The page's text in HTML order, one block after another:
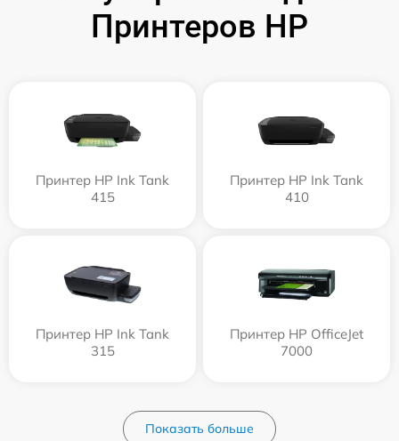
Принтеров HP
Принтер HP Ink Tank
415
Принтер HP Ink Tank
410
Принтер HP Ink Tank
315
Принтер HP OfficeJet
7000
Показать больше